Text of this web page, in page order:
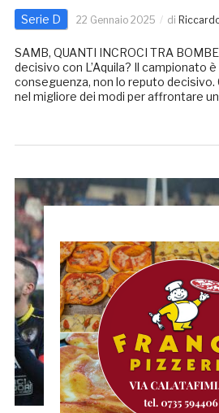
Serie D 22 Gennaio 2025 di
SAMB, QUANTI INCROCI TRA
decisivo con L’Aquila? Il campionato
conseguenza, non lo reputo decisivo.
nel migliore dei modi per affrontare